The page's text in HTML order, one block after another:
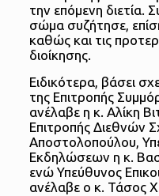
την επόμενη διετία.
σώμα συζήτησε,
καθώς και τις
διοίκησης.
Ειδικότερα, βάσει
της Επιτροπής
ανέλαβε η κ. Αλίκη
Επιτροπής Διεθνών
Αποστολοπούλου,
Εκδηλώσεων η κ.
ενώ Υπεύθυνος
ανέλαβε ο κ. Τάσος